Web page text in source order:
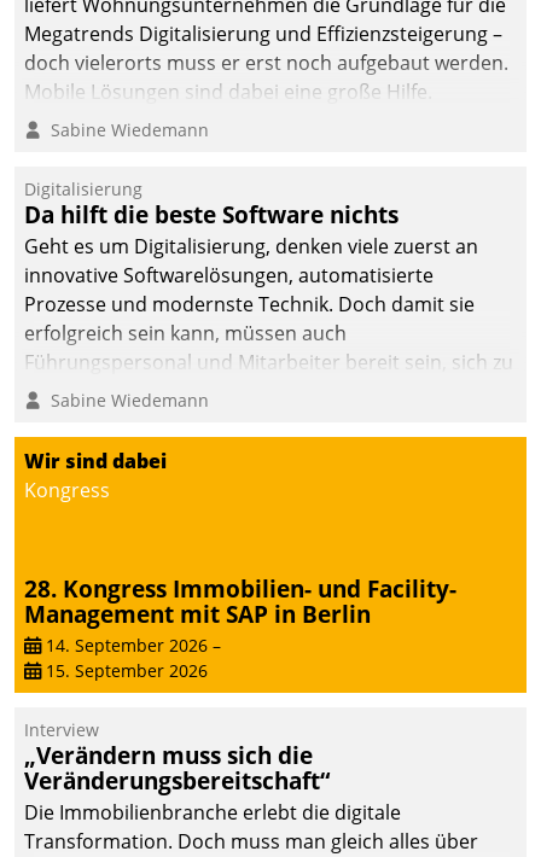
sich dabei für den Betrieb
der Lösung über die SAP
Cloud Platform
entschieden - als erstes
Unternehmen am
Megatrends Digitalisierung und Effizienzsteigerung –
doch vielerorts muss er erst noch aufgebaut werden.
Mobile Lösungen sind dabei eine große Hilfe.
Sabine Wiedemann
Digitalisierung
Da hilft die beste Software nichts
Geht es um Digitalisierung, denken viele zuerst an
innovative Softwarelösungen, automatisierte
Prozesse und modernste Technik. Doch damit sie
erfolgreich sein kann, müssen auch
Führungspersonal und Mitarbeiter bereit sein, sich zu
verändern und anzupassen, sonst werden sie an ihr
Sabine Wiedemann
Wir sind dabei
Kongress
28. Kongress Immobilien- und Facility-
Management mit SAP in Berlin
14. September 2026 –
15. September 2026
Interview
„Verändern muss sich die
Veränderungsbereitschaft“
Die Immobilienbranche erlebt die digitale
Transformation. Doch muss man gleich alles über